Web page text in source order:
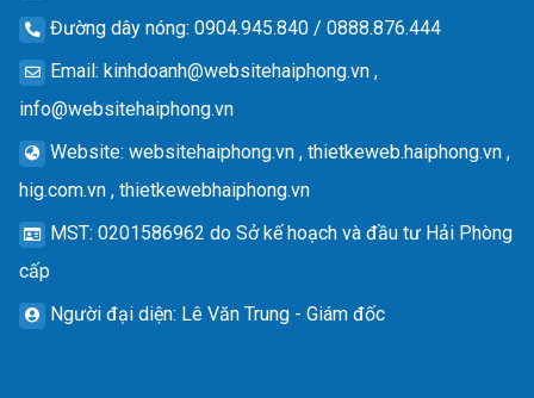
Đường dây nóng: 0904.945.840 / 0888.876.444
Email: kinhdoanh@websitehaiphong.vn ,
info@websitehaiphong.vn
Website: websitehaiphong.vn , thietkeweb.haiphong.vn ,
hig.com.vn , thietkewebhaiphong.vn
MST: 0201586962 do Sở kế hoạch và đầu tư Hải Phòng
cấp
Người đại diện: Lê Văn Trung - Giám đốc